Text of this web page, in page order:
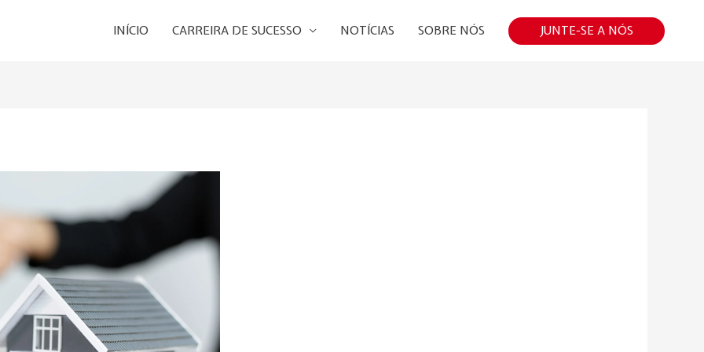
INÍCIO CARREIRA DE SUCESSO NOTÍCIAS SOBRE NÓS JUNTE-SE A NÓS